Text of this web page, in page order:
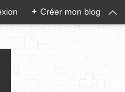
+ Créer mon blog